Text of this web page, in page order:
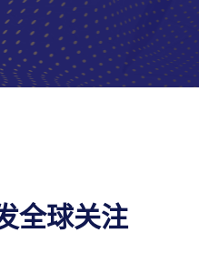
全球关注